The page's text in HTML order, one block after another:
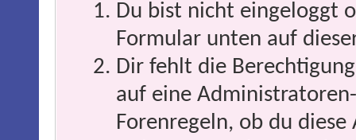
Du bist nicht eingeloggt
Formular unten auf
Dir fehlt die
auf eine
Forenregeln, ob du